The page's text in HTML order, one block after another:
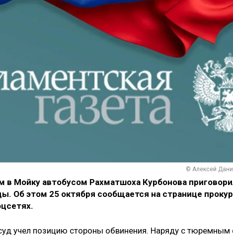
© Алексей
в Мойку автобусом Рахматшоха Курбонова
Об этом 25 октября сообщается на странице
учел позицию стороны обвинения. Наряду с тюремным